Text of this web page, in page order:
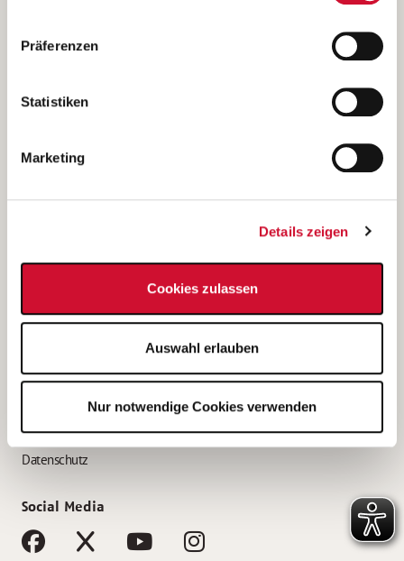
Sie der Speicherung sämtlicher Cookies zu. Sie können
Ihre Einwilligung selbstverständlich jederzeit widerrufen,
indem Sie die Cookie-Einstellungen aufrufen und diese
unsererDatenschutzerklärung
Präferenzen
Statistiken
Marketing
Details zeigen
Cookies zulassen
Auswahl erlauben
Nur notwendige Cookies verwenden
Kantstraße 45a
(Ein Tochterunternehmen des AWO Bezirksverbandes Unterfranken
e.V.)
Bewerbung als Altenpflegehelfer*in
Bewerbung als Erzieher*in
AWO Gliederungen nach Bundesland
Impressum
Datenschutz
Social Media